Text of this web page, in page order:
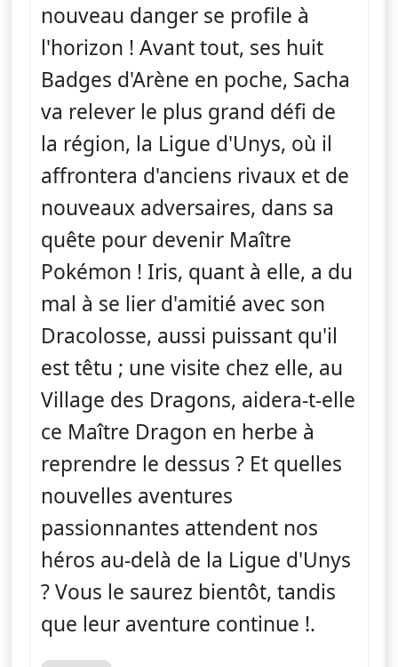
nouveau danger se profile à
l'horizon ! Avant tout, ses huit
Badges d'Arène en poche, Sacha
va relever le plus grand défi de
la région, la Ligue d'Unys, où il
affrontera d'anciens rivaux et de
nouveaux adversaires, dans sa
quête pour devenir Maître
Pokémon ! Iris, quant à elle, a du
mal à se lier d'amitié avec son
Dracolosse, aussi puissant qu'il
est têtu ; une visite chez elle, au
Village des Dragons, aidera-t-elle
ce Maître Dragon en herbe à
reprendre le dessus ? Et quelles
nouvelles aventures
passionnantes attendent nos
héros au-delà de la Ligue d'Unys
? Vous le saurez bientôt, tandis
que leur aventure continue !.